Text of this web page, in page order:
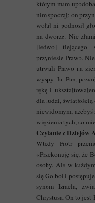
którym mam
nim spoczął; on
wołał ni podnosił
na dworze. Nie
[ledwo] tlejącego
przyniesie Prawo.
utrwali Prawo na
wyspy. Ja, Pan,
rękę i
dla ludzi, światłością
niewidomym, ażebyś
więzienia tych, co
Czytanie z Dziejów
Wtedy Piotr
«Przekonuję się, że
osoby. Ale w
się Go boi i postępuje
synom Izraela,
Chrystusa. On to jest